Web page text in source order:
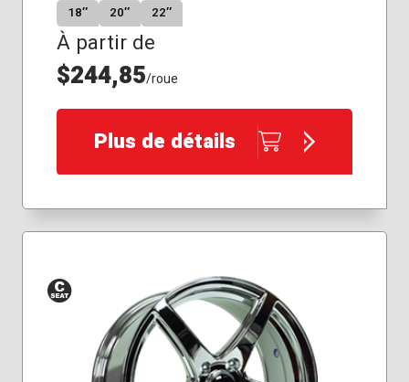
18″ 20″ 22″
À partir de
$244,85/roue
Plus de détails
Siège
conique